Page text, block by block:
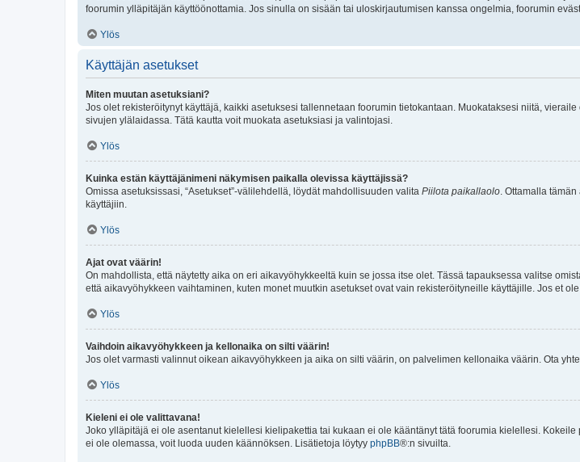
foorumin ylläpitäjän käyttöönottamia. Jos sinulla on sisään tai uloskirjautumisen kanssa ongelmia, foorumin
Ylös
Käyttäjän asetukset
Miten muutan asetuksiani?
Jos olet rekisteröitynyt käyttäjä, kaikki asetuksesi tallennetaan foorumin tietokantaan. Muokataksesi niitä,
sivujen ylälaidassa. Tätä kautta voit muokata asetuksiasi ja valintojasi.
Ylös
Kuinka estän käyttäjänimeni näkymisen paikalla olevissa käyttäjissä?
Omissa asetuksissasi, “Asetukset”-välilehdellä, löydät mahdollisuuden valita Piilota paikallaolo . Ottamalla
käyttäjiin.
Ylös
Ajat ovat väärin!
On mahdollista, että näytetty aika on eri aikavyöhykkeeltä kuin se jossa itse olet. Tässä tapauksessa valitse
että aikavyöhykkeen vaihtaminen, kuten monet muutkin asetukset ovat vain rekisteröityneille käyttäjille. Jos et
Ylös
Vaihdoin aikavyöhykkeen ja kellonaika on silti väärin!
Jos olet varmasti valinnut oikean aikavyöhykkeen ja aika on silti väärin, on palvelimen kellonaika väärin. Ota
Ylös
Kieleni ei ole valittavana!
Joko ylläpitäjä ei ole asentanut kielellesi kielipakettia tai kukaan ei ole kääntänyt tätä foorumia kielellesi.
ei ole olemassa, voit luoda uuden käännöksen. Lisätietoja löytyy phpBB®:n sivuilta.